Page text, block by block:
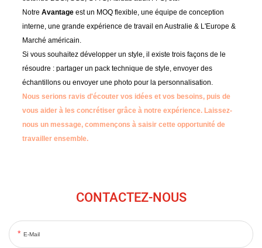
NotreAvantageest un MOQ flexible, une équipe de conception
interne, une grande expérience de travail en Australie & L'Europe &
Marché américain.
Si vous souhaitez développer un style, il existe trois façons de le
résoudre : partager un pack technique de style, envoyer des
échantillons ou envoyer une photo pour la personnalisation.
Nous serions ravis d'écouter vos idées et vos besoins, puis de
vous aider à les concrétiser grâce à notre expérience.Laissez-
nous un message, commençons à saisir cette opportunité de
travailler ensemble.
CONTACTEZ-NOUS
E-Mail